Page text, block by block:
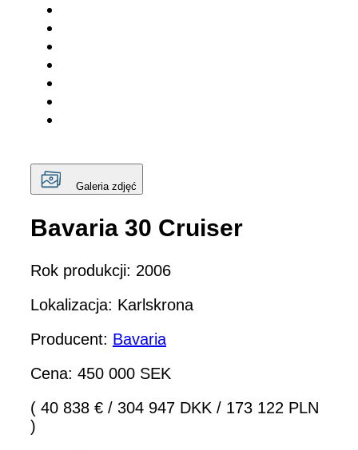
Galeria zdjęć
Bavaria 30 Cruiser
Rok produkcji: 2006
Lokalizacja: Karlskrona
Producent: Bavaria
Cena: 450 000 SEK
( 40 838 € / 304 947 DKK / 173 122 PLN
)